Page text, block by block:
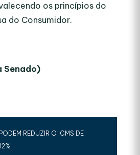
os princípios do
do Consumidor.
Senado)
REDUZIR O ICMS DE